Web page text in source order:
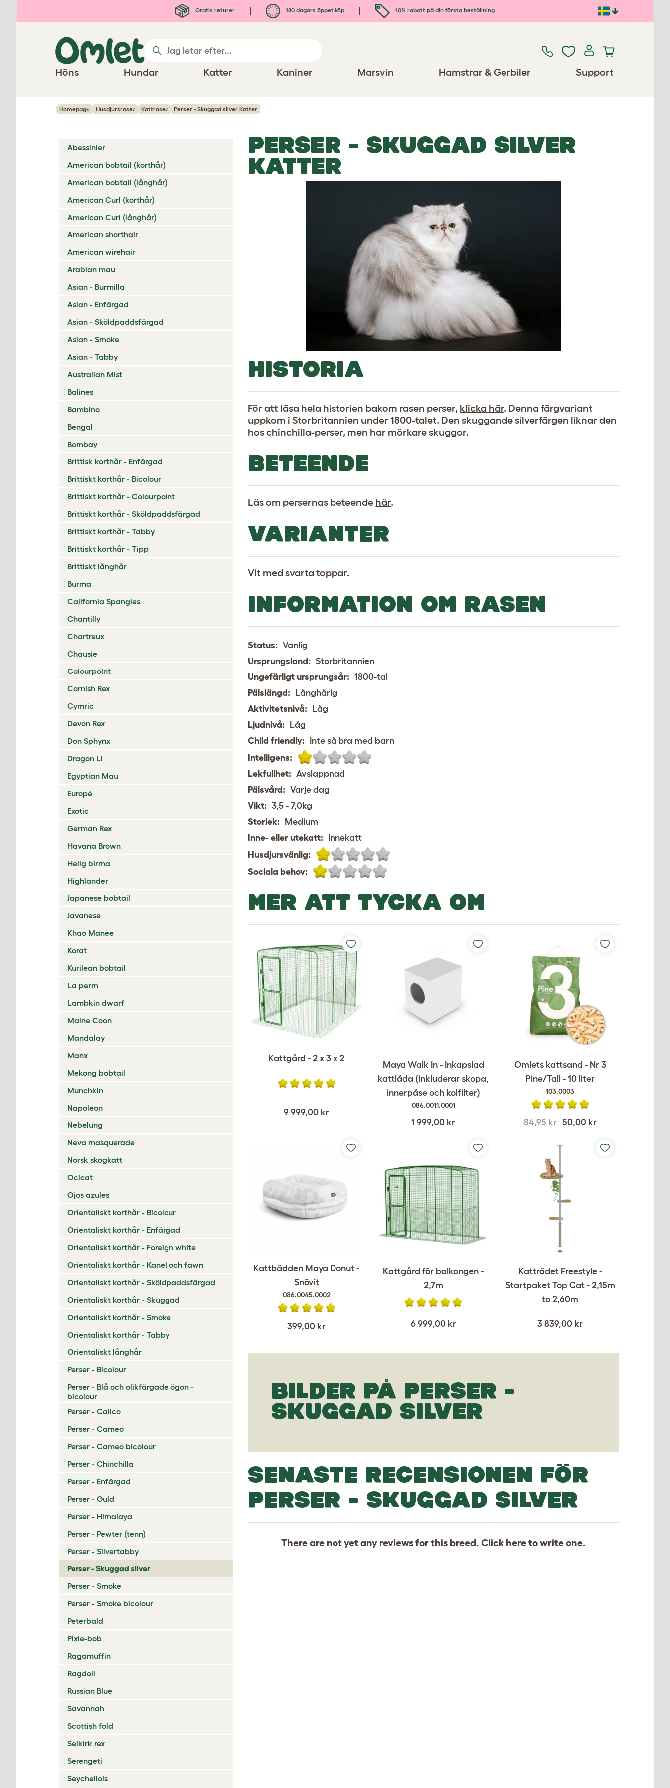
Gratis returer 180 dagars öppet köp 10% rabatt på din första beställning
Höns Hundar Katter Kaniner Marsvin Hamstrar & Gerbiler Support
Homepage Husdjursraser Kattraser Perser - Skuggad silver Katter
Abessinier
American bobtail (korthår)
American bobtail (långhår)
American Curl (korthår)
American Curl (långhår)
American shorthair
American wirehair
Arabian mau
Asian - Burmilla
Asian - Enfärgad
Asian - Sköldpaddsfärgad
Asian - Smoke
Asian - Tabby
Australian Mist
Balines
Bambino
Bengal
Bombay
Brittisk korthår - Enfärgad
Brittiskt korthår - Bicolour
Brittiskt korthår - Colourpoint
Brittiskt korthår - Sköldpaddsfärgad
Brittiskt korthår - Tabby
Brittiskt korthår - Tipp
Brittiskt långhår
Burma
California Spangles
Chantilly
Chartreux
Chausie
Colourpoint
Cornish Rex
Cymric
Devon Rex
Don Sphynx
Dragon Li
Egyptian Mau
Europé
Exotic
German Rex
Havana Brown
Helig birma
Highlander
Japanese bobtail
Javanese
Khao Manee
Korat
Kurilean bobtail
La perm
Lambkin dwarf
Maine Coon
Mandalay
Manx
Mekong bobtail
Munchkin
Napoleon
Nebelung
Neva masquerade
Norsk skogkatt
Ocicat
Ojos azules
Orientaliskt korthår - Bicolour
Orientaliskt korthår - Enfärgad
Orientaliskt korthår - Foreign white
Orientaliskt korthår - Kanel och fawn
Orientaliskt korthår - Sköldpaddsfärgad
Orientaliskt korthår - Skuggad
Orientaliskt korthår - Smoke
Orientaliskt korthår - Tabby
Orientaliskt långhår
Perser - Bicolour
Perser - Blå och olikfärgade ögon -
bicolour
Perser - Calico
Perser - Cameo
Perser - Cameo bicolour
Perser - Chinchilla
Perser - Enfärgad
Perser - Guld
Perser - Himalaya
Perser - Pewter (tenn)
Perser - Silvertabby
Perser - Skuggad silver
Perser - Smoke
Perser - Smoke bicolour
Peterbald
Pixie-bob
Ragamuffin
Ragdoll
Russian Blue
Savannah
Scottish fold
Selkirk rex
Serengeti
Seychellois
PERSER - SKUGGAD SILVER
KATTER
HISTORIA
För att läsa hela historien bakom rasen perser, klicka här. Denna färgvariant
uppkom i Storbritannien under 1800-talet. Den skuggande silverfärgen liknar den
hos chinchilla-perser, men har mörkare skuggor.
BETEENDE
Läs om persernas beteende här.
VARIANTER
Vit med svarta toppar.
INFORMATION OM RASEN
Status: Vanlig
Ursprungsland: Storbritannien
Ungefärligt ursprungsår: 1800-tal
Pälslängd:
Långhårig
Aktivitetsnivå:
Låg
Ljudnivå:
Låg
Child friendly:
Inte så bra med barn
Intelligens:
Lekfullhet: Avslappnad
Pälsvård: Varje dag
Vikt: 3,5 - 7,0kg
Storlek:
Medium
Inne- eller utekatt:
Innekatt
Husdjursvänlig:
Sociala behov:
MER ATT TYCKA OM
Kattgård - 2 x 3 x 2
9 999,00 kr
Maya Walk In - Inkapslad
kattlåda (inkluderar skopa,
innerpåse och kolfilter)
086.0011.0001
1 999,00 kr
Omlets kattsand - Nr 3
Pine/Tall - 10 liter
103.0003
84,95 kr 50,00 kr
Kattbädden Maya Donut -
Snövit
086.0045.0002
399,00 kr
Kattgård för balkongen -
2,7m
6 999,00 kr
Katträdet Freestyle -
Startpaket Top Cat - 2,15m
to 2,60m
3 839,00 kr
BILDER PÅ PERSER -
SKUGGAD SILVER
SENASTE RECENSIONEN FÖR
PERSER - SKUGGAD SILVER
There are not yet any reviews for this breed. Click hereto write one.